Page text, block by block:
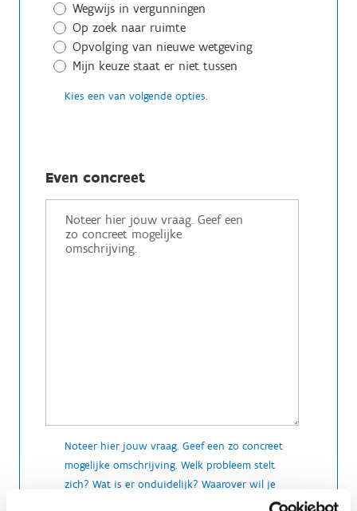
Wegwijs in vergunningen
Op zoek naar ruimte
Opvolging van nieuwe wetgeving
Mijn keuze staat er niet tussen
Kies een van volgende opties.
Even concreet
Noteer hier jouw vraag. Geef een zo concreet
mogelijke omschrijving. Welk probleem stelt
zich? Wat is er onduidelijk? Waarover wil je